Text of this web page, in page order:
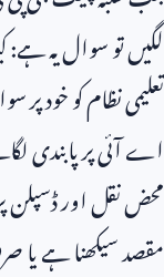
لگیں تو سوال یہ ہے:
تعلیمی نظام کو
اے آئی پر پابندی
محض نقل اور ڈسپلن
مقصد سیکھنا ہے یا